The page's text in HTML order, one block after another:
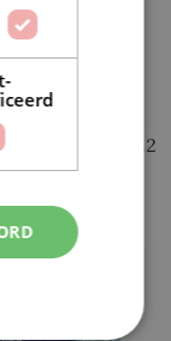
en ogen nr.2
Zwart